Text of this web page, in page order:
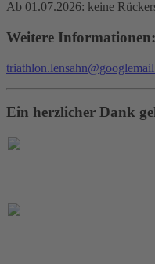
Ab 01.07.2026: keine
Weitere Informationen:
Ein herzlicher Dank